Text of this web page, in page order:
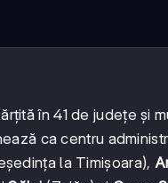
în 41 de județe și
ca centru
la Timișoara),